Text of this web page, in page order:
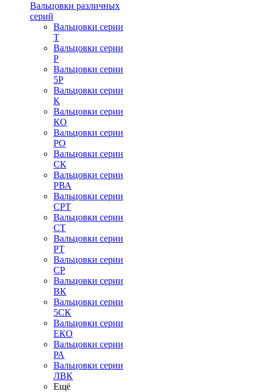
Вальцовки различных
серий
Вальцовки серии
Т
Вальцовки серии
Р
Вальцовки серии
5Р
Вальцовки серии
К
Вальцовки серии
КО
Вальцовки серии
РО
Вальцовки серии
СК
Вальцовки серии
РВА
Вальцовки серии
СРТ
Вальцовки серии
СТ
Вальцовки серии
РТ
Вальцовки серии
СР
Вальцовки серии
ВК
Вальцовки серии
5СК
Вальцовки серии
ЕКО
Вальцовки серии
РА
Вальцовки серии
ЛВК
Ещё